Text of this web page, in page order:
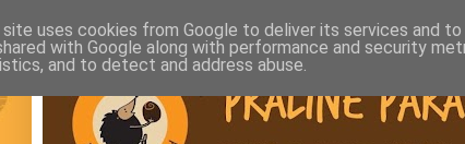
site uses cookies from Google to deliver its services and
with Google along with performance and security
and to detect and address abuse.